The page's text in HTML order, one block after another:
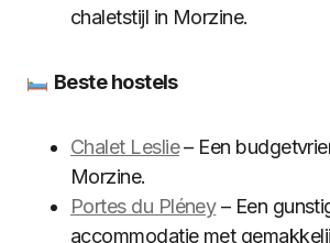
chaletstijl in Morzine.
Beste hostels
Chalet Leslie– Een
Morzine.
Portes du Pléney– Een
accommodatie met